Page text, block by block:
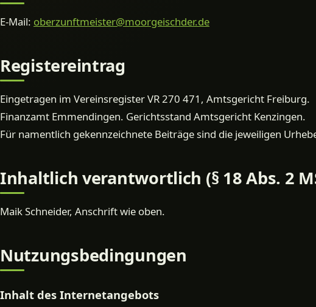
E-Mail: oberzunftmeister@moorgeischder.de
Registereintrag
Eingetragen im Vereinsregister VR 270 471, Amtsgericht Freiburg.
Finanzamt Emmendingen. Gerichtsstand Amtsgericht Kenzingen.
Für namentlich gekennzeichnete Beiträge sind die jeweiligen
Inhaltlich verantwortlich (§ 18 Abs. 2
Maik Schneider, Anschrift wie oben.
Nutzungsbedingungen
Inhalt des Internetangebots